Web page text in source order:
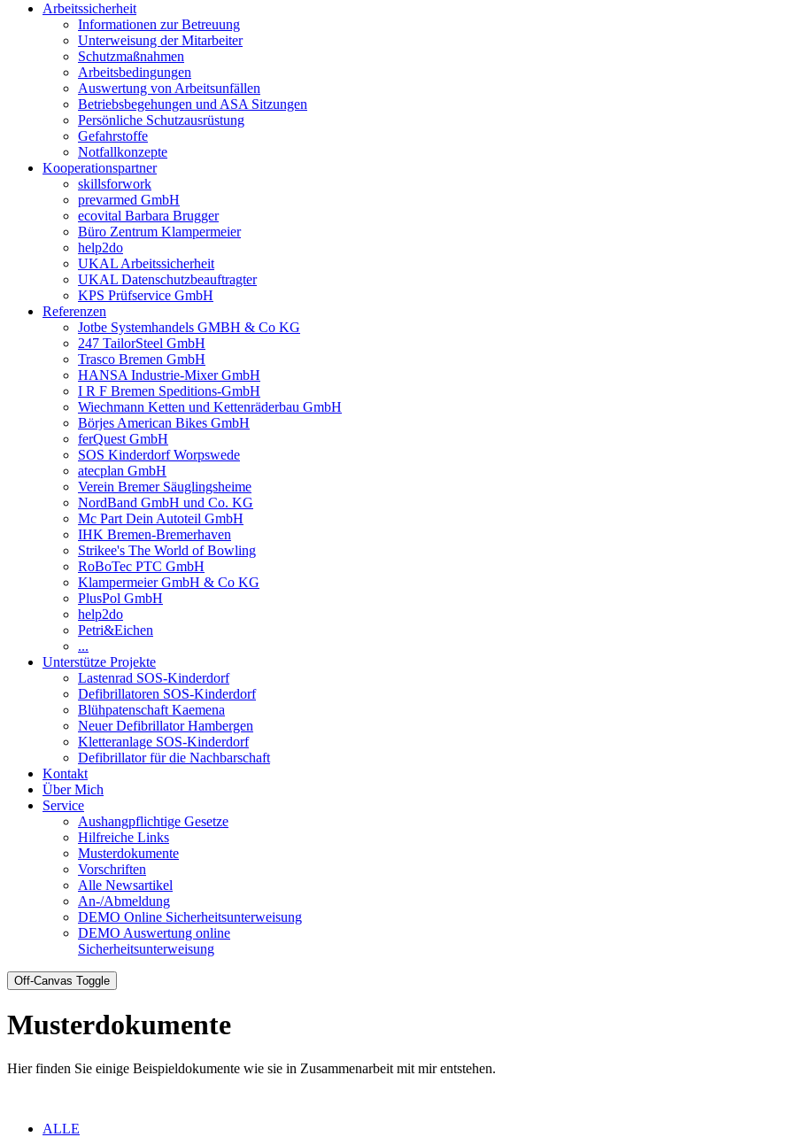
Arbeitssicherheit
Informationen zur Betreuung
Unterweisung der Mitarbeiter
Schutzmaßnahmen
Arbeitsbedingungen
Auswertung von Arbeitsunfällen
Betriebsbegehungen und ASA Sitzungen
Persönliche Schutzausrüstung
Gefahrstoffe
Notfallkonzepte
Kooperationspartner
skillsforwork
prevarmed GmbH
ecovital Barbara Brugger
Büro Zentrum Klampermeier
help2do
UKAL Arbeitssicherheit
UKAL Datenschutzbeauftragter
KPS Prüfservice GmbH
Referenzen
Jotbe Systemhandels GMBH & Co KG
247 TailorSteel GmbH
Trasco Bremen GmbH
HANSA Industrie-Mixer GmbH
I R F Bremen Speditions-GmbH
Wiechmann Ketten und Kettenräderbau GmbH
Börjes American Bikes GmbH
ferQuest GmbH
SOS Kinderdorf Worpswede
atecplan GmbH
Verein Bremer Säuglingsheime
NordBand GmbH und Co. KG
Mc Part Dein Autoteil GmbH
IHK Bremen-Bremerhaven
Strikee's The World of Bowling
RoBoTec PTC GmbH
Klampermeier GmbH & Co KG
PlusPol GmbH
help2do
Petri&Eichen
...
Unterstütze Projekte
Lastenrad SOS-Kinderdorf
Defibrillatoren SOS-Kinderdorf
Blühpatenschaft Kaemena
Neuer Defibrillator Hambergen
Kletteranlage SOS-Kinderdorf
Defibrillator für die Nachbarschaft
Kontakt
Über Mich
Service
Aushangpflichtige Gesetze
Hilfreiche Links
Musterdokumente
Vorschriften
Alle Newsartikel
An-/Abmeldung
DEMO Online Sicherheitsunterweisung
DEMO Auswertung online
Sicherheitsunterweisung
Off-Canvas Toggle
Musterdokumente
Hier finden Sie einige Beispieldokumente wie sie in Zusammenarbeit mit mir entstehen.
ALLE